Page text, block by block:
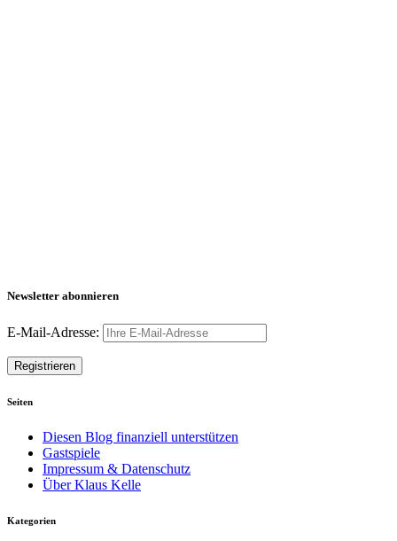
Newsletter abonnieren
E-Mail-Adresse:
Seiten
Diesen Blog finanziell unterstützen
Gastspiele
Impressum & Datenschutz
Über Klaus Kelle
Kategorien